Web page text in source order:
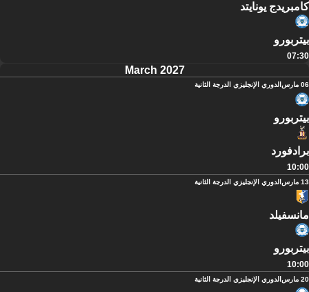
كامبريدج يونايتد
بيتربورو
07:30
March 2027
06 مارس الدوري الإنجليزي الدرجة الثانية
بيتربورو
برادفورد
10:00
13 مارس الدوري الإنجليزي الدرجة الثانية
مانسفيلد
بيتربورو
10:00
20 مارس الدوري الإنجليزي الدرجة الثانية